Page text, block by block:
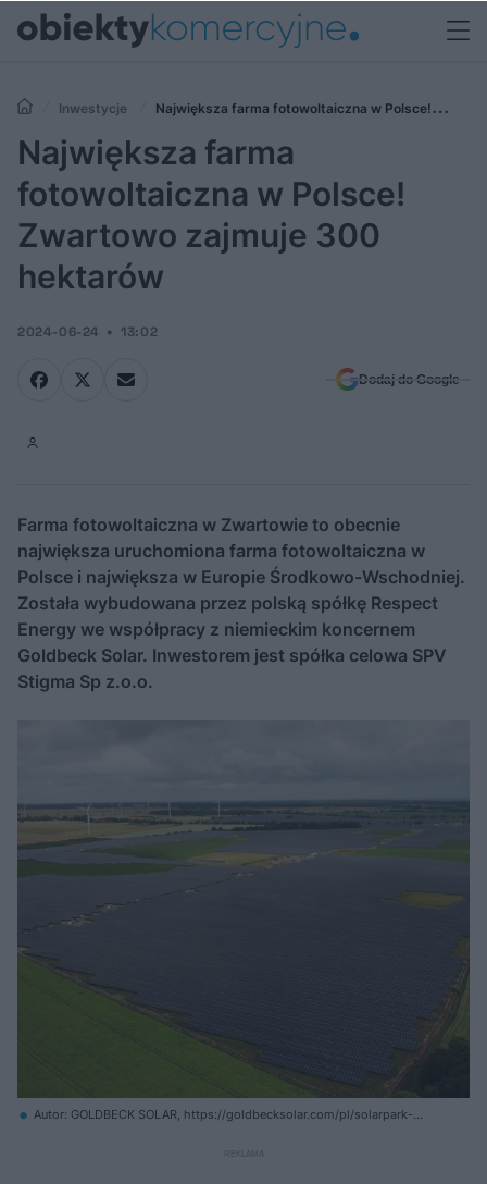
Inwestycje
Największa farma fotowoltaiczna w Polsce!
Zwartowo zajmuje 300 hektarów
Największa farma
fotowoltaiczna w Polsce!
Zwartowo zajmuje 300
hektarów
2024-06-24 13:02
Dodaj do Google
Farma fotowoltaiczna w Zwartowie to obecnie
największa uruchomiona farma fotowoltaiczna w
Polsce i największa w Europie Środkowo-Wschodniej.
Została wybudowana przez polską spółkę Respect
Energy we współpracy z niemieckim koncernem
Goldbeck Solar. Inwestorem jest spółka celowa SPV
Stigma Sp z.o.o.
Autor: GOLDBECK SOLAR, https://goldbecksolar.com/pl/solarpark-